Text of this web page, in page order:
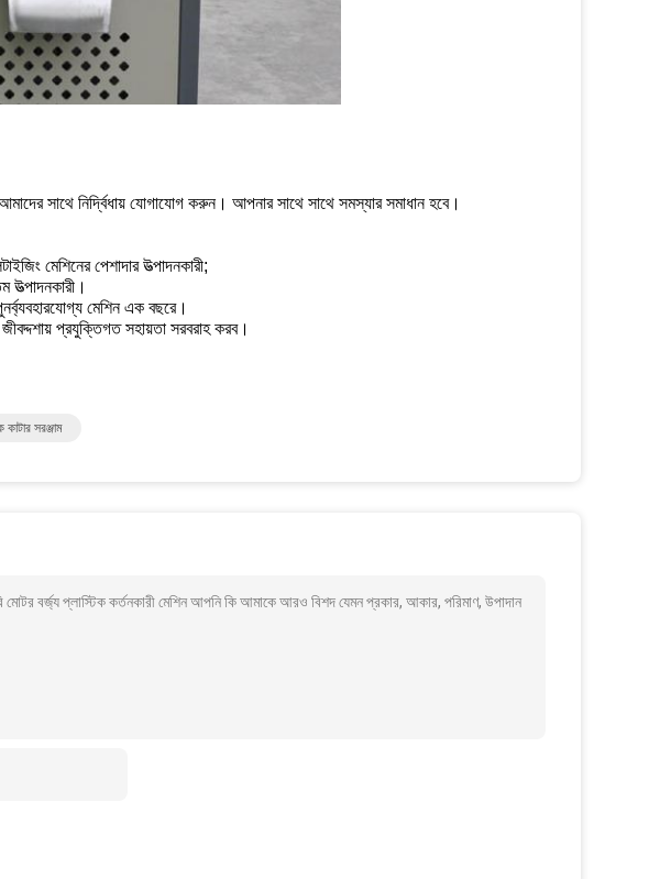
সাথে নির্দ্বিধায় যোগাযোগ করুন। আপনার সাথে সাথে সমস্যার সমাধান হবে।
মেশিনের পেশাদার উত্পাদনকারী;
উত্পাদনকারী।
মেশিন এক বছরে।
প্রযুক্তিগত সহায়তা সরবরাহ করব।
কাটার সরঞ্জাম
মোটর বর্জ্য প্লাস্টিক কর্তনকারী মেশিন আপনি কি আমাকে আরও বিশদ যেমন প্রকার, আকার, পরিমাণ, উপাদান